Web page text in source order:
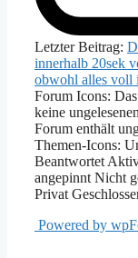
Letzter Beitrag:
innerhalb 20sek
obwohl alles voll
Forum Icons:
keine
Forum enthält
Themen-Icons:
Beantwortet
angepinnt Nicht
Privat
Powered by